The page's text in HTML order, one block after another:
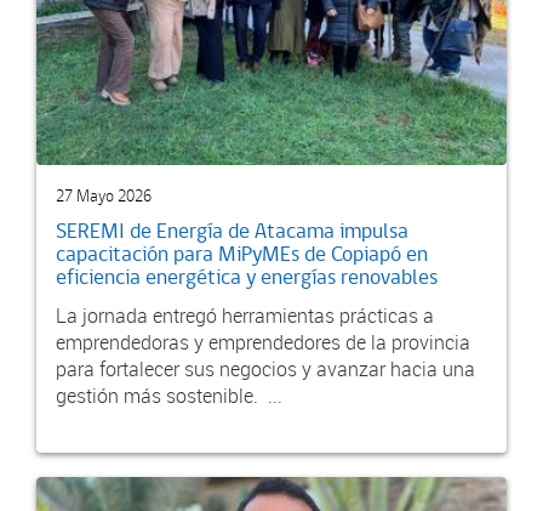
27 Mayo 2026
SEREMI de Energía de Atacama impulsa
capacitación para MiPyMEs de Copiapó en
eficiencia energética y energías renovables
La jornada entregó herramientas prácticas a
emprendedoras y emprendedores de la provincia
para fortalecer sus negocios y avanzar hacia una
gestión más sostenible. ...